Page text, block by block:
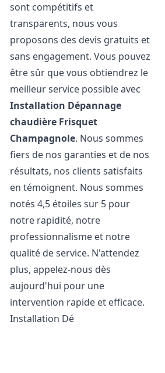
sont compétitifs et
transparents, nous vous
proposons des devis gratuits et
sans engagement. Vous pouvez
être sûr que vous obtiendrez le
meilleur service possible avec
Installation Dépannage
chaudière Frisquet
Champagnole. Nous sommes
fiers de nos garanties et de nos
résultats, nos clients satisfaits
en témoignent. Nous sommes
notés 4,5 étoiles sur 5 pour
notre rapidité, notre
professionnalisme et notre
qualité de service. N'attendez
plus, appelez-nous dès
aujourd'hui pour une
intervention rapide et efficace.
Installation Dé